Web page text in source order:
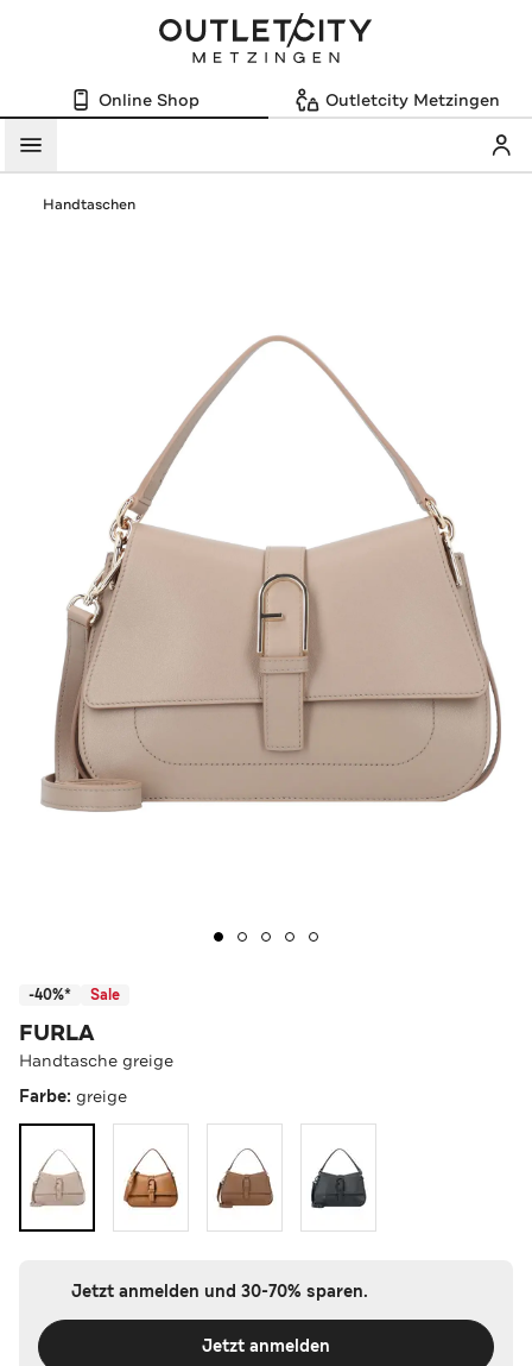
Online Shop Outletcity Metzingen
Menü
Handtaschen
-40%* Sale
FURLA
Handtasche greige
Farbe: greige
Jetzt anmelden und 30-70% sparen.
Jetzt anmelden